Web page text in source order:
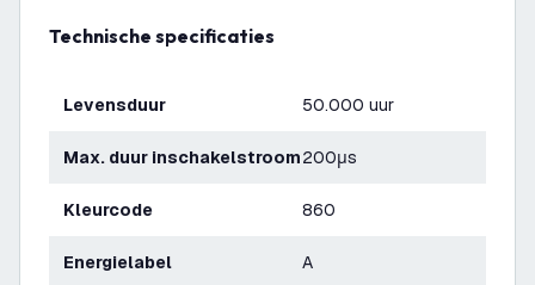
Technische specificaties
Levensduur 50.000 uur
Max. duur inschakelstroom200μs
Kleurcode 860
Energielabel A